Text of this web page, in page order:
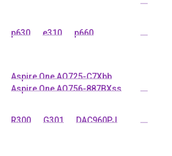
p630 e310 p660 ...
Aspire One AO725-C7Xbb
Aspire One AO756-887BXss
...
R300 G301 DAC960PJ ...